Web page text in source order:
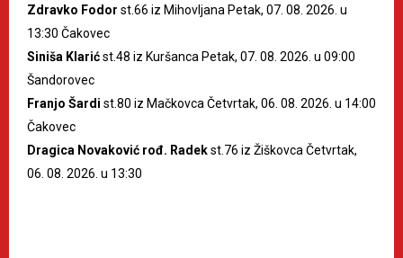
Zdravko Fodor st.66 iz Mihovljana Petak, 07. 08. 2026. u
13:30 Čakovec
Siniša Klarićst.48 iz Kuršanca Petak, 07. 08. 2026. u 09:00
Šandorovec
Franjo Šardi st.80 iz Mačkovca Četvrtak, 06. 08. 2026. u 14:00
Čakovec
Dragica Novaković rođ. Radekst.76 iz Žiškovca Četvrtak,
06. 08. 2026. u 13:30